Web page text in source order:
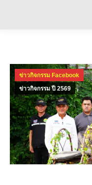
ข่าวกิจกรรม Facebook
ข่าวกิจกรรม ปี 2569